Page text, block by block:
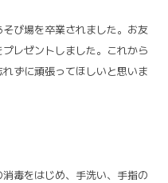
び場を卒業されました。お友
レゼントしました。これから
ずに頑張ってほしいと思いま
毒をはじめ、手洗い、手指の